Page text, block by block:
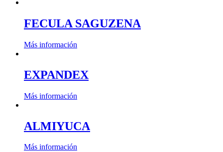
FECULA SAGUZENA
Más información
EXPANDEX
Más información
ALMIYUCA
Más información